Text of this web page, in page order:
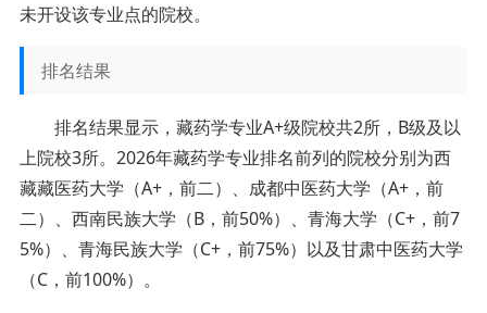
未开设该专业点的院校。
排名结果
排名结果显示，藏药学专业A+级院校共2所，B级及以
上院校3所。2026年藏药学专业排名前列的院校分别为西
藏藏医药大学（A+，前二）、成都中医药大学（A+，前
二）、西南民族大学（B，前50%）、青海大学（C+，前7
5%）、青海民族大学（C+，前75%）以及甘肃中医药大学
（C，前100%）。